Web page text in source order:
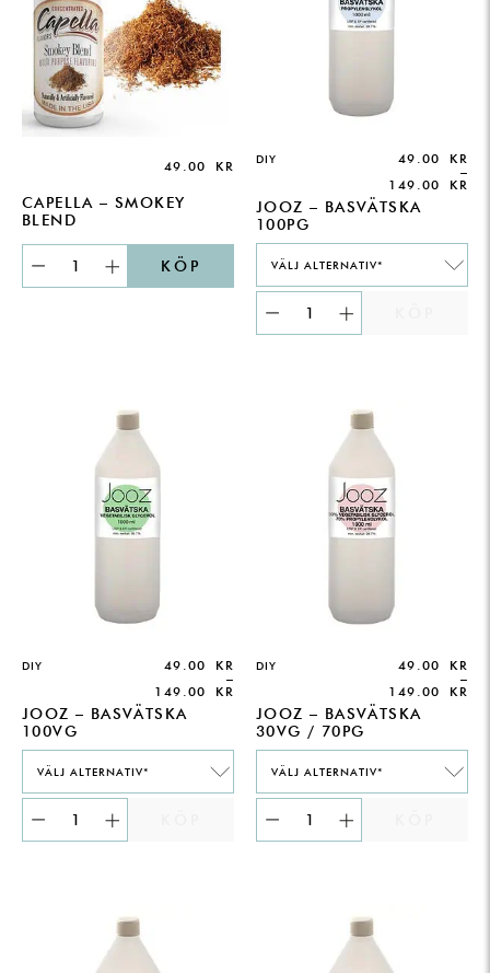
49.00 KR
CAPELLA – SMOKEY
BLEND
KÖP
DIY 49.00 KR
–
149.00 KR
JOOZ – BASVÄTSKA
100PG
VÄLJ ALTERNATIV*
DIY 49.00 KR
–
149.00 KR
149.00 KR
JOOZ – BASVÄTSKA
100VG
VÄLJ ALTERNATIV*
DIY 49.00 KR
–
149.00 KR
149.00 KR
JOOZ – BASVÄTSKA
30VG / 70PG
VÄLJ ALTERNATIV*
149.00 KR
149.00 KR